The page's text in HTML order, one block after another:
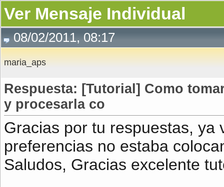
Ver Mensaje Individual
08/02/2011, 08:17
maria_aps
Respuesta: [Tutorial] Como
y procesarla co
Gracias por tu respuestas, ya
preferencias no estaba
Saludos, Gracias excelente